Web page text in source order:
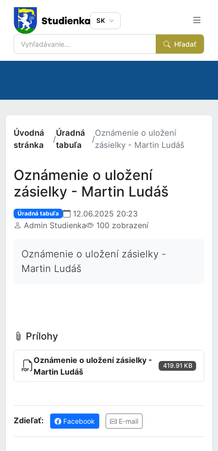
Hľadať
SK
Úvodná
stránka
/
Úradná
tabuľa
/
Oznámenie o uložení
zásielky - Martin Ludáš
Oznámenie o uložení
zásielky - Martin Ludáš
Úradná tabuľa
12.06.2025 20:23
Admin Studienka
100 zobrazení
Oznámenie o uložení zásielky -
Martin Ludáš
Prílohy
Oznámenie o uložení zásielky -
Martin Ludáš
419.91 KB
Zdieľať: Facebook E-mail